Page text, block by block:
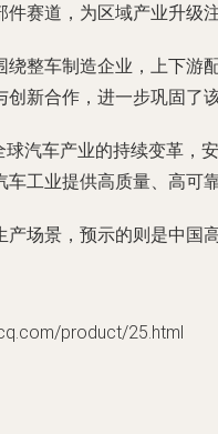
赛道，为区域产业升级
整车制造企业，上下
新合作，进一步巩固了
球汽车产业的持续变革
工业提供高质量、高可
场景，预示的则是中国
product/25.html